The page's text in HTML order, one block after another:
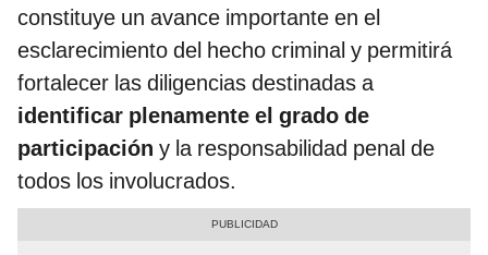
constituye un avance importante en el
esclarecimiento del hecho criminal y permitirá
fortalecer las diligencias destinadas a
identificar plenamente el grado de
participación y la responsabilidad penal de
todos los involucrados.